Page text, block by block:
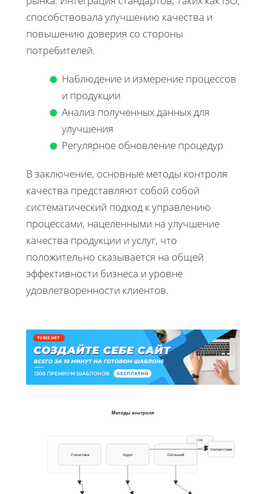
способствовала улучшению качества и
повышению доверия со стороны
потребителей.
Наблюдение и измерение процессов
и продукции
Анализ полученных данных для
улучшения
Регулярное обновление процедур
В заключение, основные методы контроля
качества представляют собой собой
систематический подход к управлению
процессами, нацеленными на улучшение
качества продукции и услуг, что
положительно сказывается на общей
эффективности бизнеса и уровне
удовлетворенности клиентов.
Методы контроля
СМК
Статистика Аудит Сплошной
Соответствие